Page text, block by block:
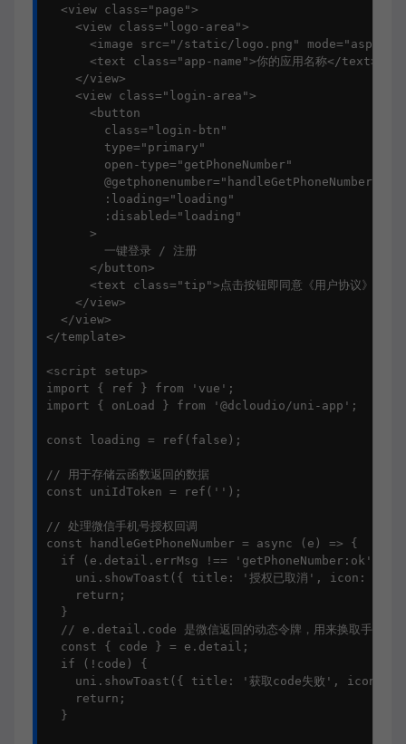
  <view class="page">
    <view class="logo-area">
<image src="/static/logo.png"
      <text class="app-name">你的应用名称</text>
    </view>
    <view class="login-area">
      <button
        class="login-btn"
        type="primary"
        open-type="getPhoneNumber"
        @getphonenumber="handleGetPhoneNumber"
        :loading="loading"
        :disabled="loading"
      >
        一键登录 / 注册
      </button>
<text class="tip">点击按钮即同意《用户协议》和《
    </view>
  </view>
</template>
<script setup>
import { ref } from 'vue';
import { onLoad } from '@dcloudio/uni-app';
const loading = ref(false);
// 用于存储云函数返回的数据
const uniIdToken = ref('');
// 处理微信手机号授权回调
const handleGetPhoneNumber = async (e) => {
  if (e.detail.errMsg !== 'getPhoneNumber:ok') {
uni.showToast({ title: '授权已取消', icon:
    return;
  }
  // e.detail.code 是微信返回的动态令牌，用来换取手机号
  const { code } = e.detail;
  if (!code) {
uni.showToast({ title: '获取code失败', icon:
    return;
  }